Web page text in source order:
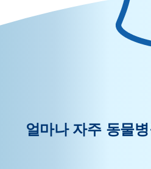
얼마나 자주 동물